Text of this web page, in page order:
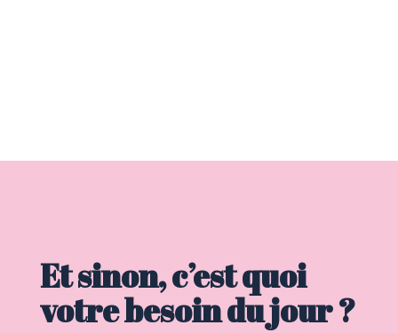
Et sinon, c’est quoi
votre besoin du jour ?